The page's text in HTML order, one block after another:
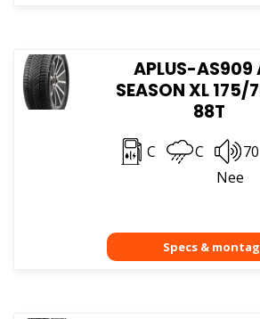
APLUS-AS909
SEASON XL 175/
88T
C C 70
Nee